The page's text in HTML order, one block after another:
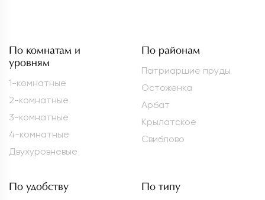
По комнатам и
уровням
1-комнатные
2-комнатные
3-комнатные
4-комнатные
Двухуровневые
По районам
Патриаршие пруды
Остоженка
Арбат
Крылатское
Свиблово
По удобству По типу